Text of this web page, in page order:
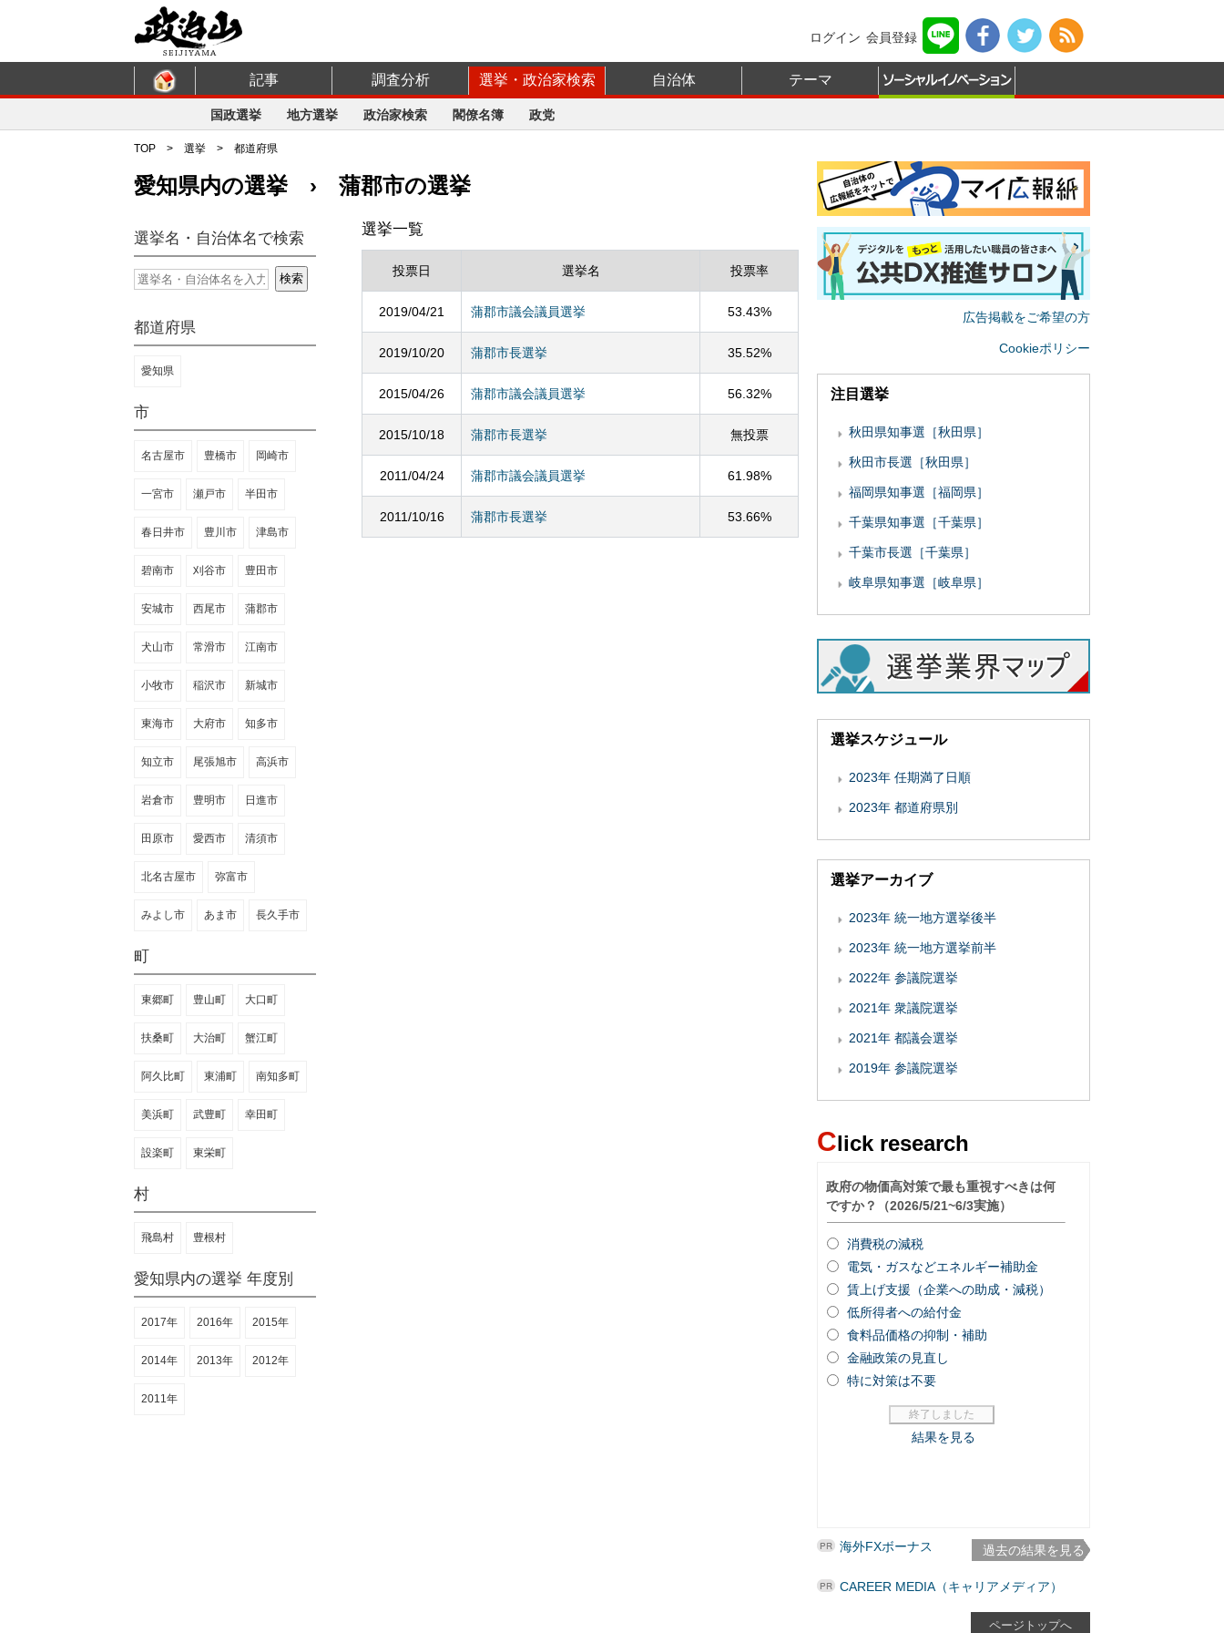
ログイン 会員登録
記事 調査分析 選挙・政治家検索 自治体 テーマ
国政選挙 地方選挙 政治家検索 閣僚名簿 政党
TOP > 選挙 > 都道府県
愛知県内の選挙 › 蒲郡市の選挙
選挙名・自治体名で検索
都道府県
愛知県
市
名古屋市 豊橋市 岡崎市
一宮市 瀬戸市 半田市
春日井市 豊川市 津島市
碧南市 刈谷市 豊田市
安城市 西尾市 蒲郡市
犬山市 常滑市 江南市
小牧市 稲沢市 新城市
東海市 大府市 知多市
知立市 尾張旭市 高浜市
岩倉市 豊明市 日進市
田原市 愛西市 清須市
北名古屋市 弥富市
みよし市 あま市 長久手市
町
東郷町 豊山町 大口町
扶桑町 大治町 蟹江町
阿久比町 東浦町 南知多町
美浜町 武豊町 幸田町
設楽町 東栄町
村
飛島村 豊根村
愛知県内の選挙 年度別
2017年 2016年 2015年
2014年 2013年 2012年
2011年
選挙一覧
投票日 選挙名 投票率
2019/04/21 蒲郡市議会議員選挙 53.43%
2019/10/20 蒲郡市長選挙 35.52%
2015/04/26 蒲郡市議会議員選挙 56.32%
2015/10/18 蒲郡市長選挙 無投票
2011/04/24 蒲郡市議会議員選挙 61.98%
2011/10/16 蒲郡市長選挙 53.66%
広告掲載をご希望の方
Cookieポリシー
注目選挙
秋田県知事選［秋田県］
秋田市長選［秋田県］
福岡県知事選［福岡県］
千葉県知事選［千葉県］
千葉市長選［千葉県］
岐阜県知事選［岐阜県］
選挙スケジュール
2023年 任期満了日順
2023年 都道府県別
選挙アーカイブ
2023年 統一地方選挙後半
2023年 統一地方選挙前半
2022年 参議院選挙
2021年 衆議院選挙
2021年 都議会選挙
2019年 参議院選挙
Click research
過去の結果を見る
海外FXボーナス
CAREER MEDIA（キャリアメディア）
ページトップへ